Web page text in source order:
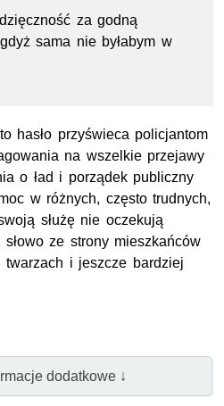
za godną
sama nie byłabym w
hasło przyświeca policjantom
na wszelkie przejawy
o ład i porządek publiczny
w różnych, często trudnych,
służę nie oczekują
ze strony mieszkańców
twarzach i jeszcze bardziej
dodatkowe ↓